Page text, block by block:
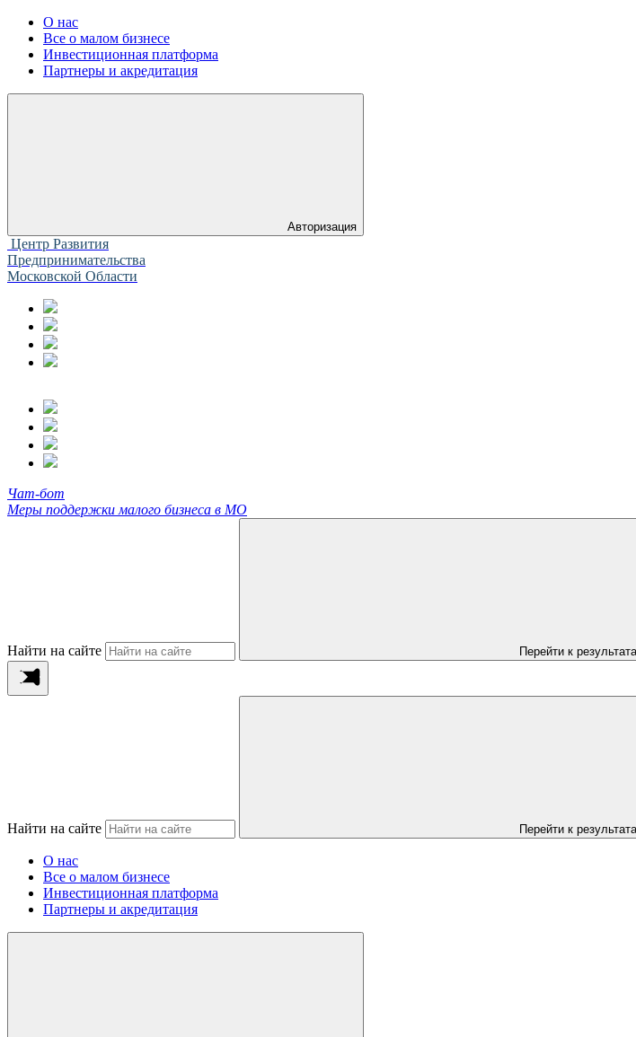
О нас
Все о малом бизнесе
Инвестиционная платформа
Партнеры и акредитация
Авторизация
Центр Развития
Предпринимательства
Московской Области
Чат-бот
Меры поддержки малого бизнеса в МО
Найти на сайте Перейти к
Найти на сайте Перейти к
О нас
Все о малом бизнесе
Инвестиционная платформа
Партнеры и акредитация